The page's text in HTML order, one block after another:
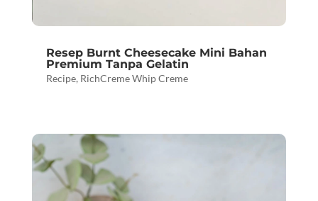
Resep Burnt Cheesecake Mini Bahan
Premium Tanpa Gelatin
Recipe, RichCreme Whip Creme